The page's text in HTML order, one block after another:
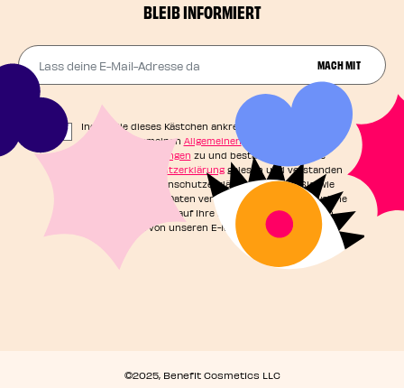
BLEIB INFORMIERT
Lass deine E-Mail-Adresse da
MACH MIT
Indem Sie dieses Kästchen ankreuzen, stimmen Sie
unseren Allgemeinen Allgemeinen
Geschäftsbedingungen zu und bestätigen, dass Sie
Datenschutzerklärunggelesen und verstanden
haben. In der Datenschutzerklärung erfahren Sie, wie
Ihre persönlichen Daten verarbeitet werden und welche
Rechte Sie in Bezug auf Ihre Daten haben. Sie können
sich jederzeit von unseren E-Mails abmelden.
©2025, Benefit Cosmetics LLC